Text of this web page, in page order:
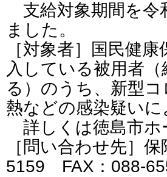
支給対象期間を令
ました。
［対象者］国民健
入している被用者
る）のうち、新型
熱などの感染疑い
詳しくは徳島市ホ
［問い合わせ先］
5159 FAX：088-